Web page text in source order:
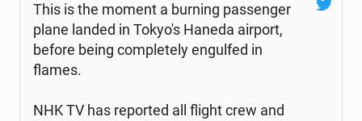
This is the moment a burning pas­sen­ger
plane landed in Tokyo's Haneda airport,
before being com­ple­te­ly en­gul­fed in
flames.
NHK TV has re­por­ted all flight crew and